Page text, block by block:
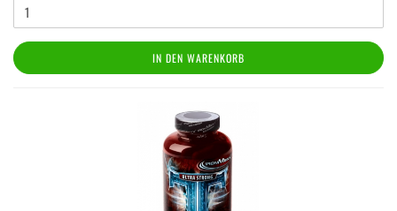
IN DEN WARENKORB